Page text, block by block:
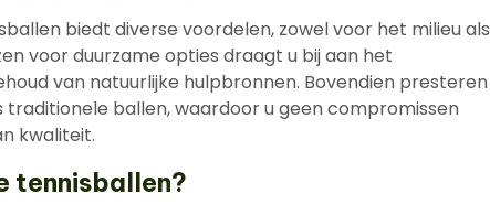
biedt diverse voordelen, zowel voor het milieu als
voor duurzame opties draagt u bij aan het
van natuurlijke hulpbronnen. Bovendien presteren
traditionele ballen, waardoor u geen compromissen
kwaliteit.
tennisballen?